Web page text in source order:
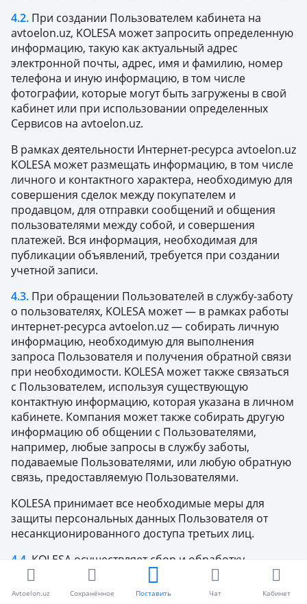
Avtoelon.uz Сохранённое Поставить Чат Кабинет
4.2. При создании Пользователем кабинета на
avtoelon.uz, KOLESA может запросить определенную
информацию, такую как актуальный адрес
электронной почты, адрес, имя и фамилию, номер
телефона и иную информацию, в том числе
фотографии, которые могут быть загружены в свой
кабинет или при использовании определенных
Сервисов на avtoelon.uz.
В рамках деятельности Интернет-ресурса avtoelon.uz
KOLESA может размещать информацию, в том числе
личного и контактного характера, необходимую для
совершения сделок между покупателем и
продавцом, для отправки сообщений и общения
пользователями между собой, и совершения
платежей. Вся информация, необходимая для
публикации объявлений, требуется при создании
учетной записи.
4.3. При обращении Пользователей в службу-заботу
о пользователях, KOLESA может — в рамках работы
интернет-ресурса avtoelon.uz — собирать личную
информацию, необходимую для выполнения
запроса Пользователя и получения обратной связи
при необходимости. KOLESA может также связаться
с Пользователем, используя существующую
контактную информацию, которая указана в личном
кабинете. Компания может также собирать другую
информацию об общении с Пользователями,
например, любые запросы в службу заботы,
подаваемые Пользователями, или любую обратную
связь, предоставляемую Пользователями.
KOLESA принимает все необходимые меры для
защиты персональных данных Пользователя от
несанкционированного доступа третьих лиц.
4.4. KOLESA осуществляет сбор и обработку
персональных данных Пользователя для следующих
целей: